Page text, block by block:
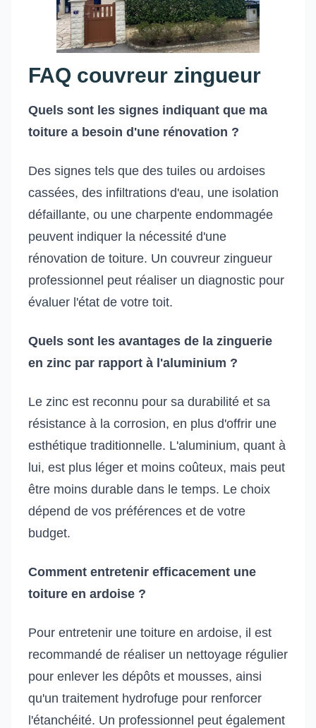
FAQ couvreur zingueur
Quels sont les signes indiquant que ma
toiture a besoin d'une rénovation ?
Des signes tels que des tuiles ou ardoises
cassées, des infiltrations d'eau, une isolation
défaillante, ou une charpente endommagée
peuvent indiquer la nécessité d'une
rénovation de toiture. Un couvreur zingueur
professionnel peut réaliser un diagnostic pour
évaluer l'état de votre toit.
Quels sont les avantages de la zinguerie
en zinc par rapport à l'aluminium ?
Le zinc est reconnu pour sa durabilité et sa
résistance à la corrosion, en plus d'offrir une
esthétique traditionnelle. L'aluminium, quant à
lui, est plus léger et moins coûteux, mais peut
être moins durable dans le temps. Le choix
dépend de vos préférences et de votre
budget.
Comment entretenir efficacement une
toiture en ardoise ?
Pour entretenir une toiture en ardoise, il est
recommandé de réaliser un nettoyage régulier
pour enlever les dépôts et mousses, ainsi
qu'un traitement hydrofuge pour renforcer
l'étanchéité. Un professionnel peut également